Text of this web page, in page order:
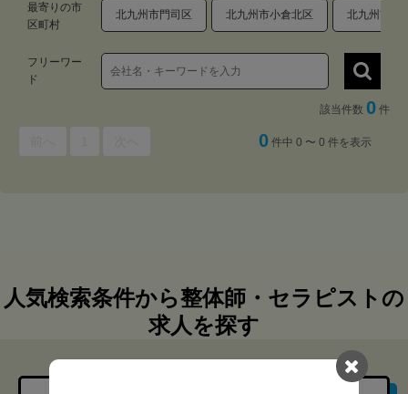
最寄りの市
区町村
北九州市門司区 北九州市小倉北区 北九州市八
フリーワー
ド
該当件数 0 件
0 件中 0 〜 0 件を表示
人気検索条件から整体師・セラピストの
求人を探す